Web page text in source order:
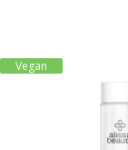
Vegan